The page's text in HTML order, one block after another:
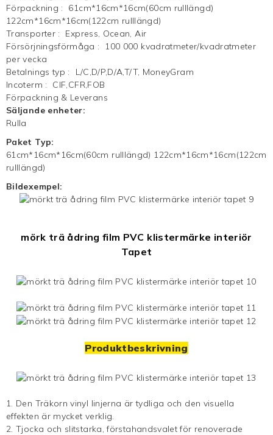
Förpackning :
61cm*16cm*16cm(60cm rulllängd)
122cm*16cm*16cm(122cm rulllängd)
Transporter :
Express, Ocean, Air
Försörjningsförmåga :
100 000 kvadratmeter/kvadratmeter
per vecka
Betalnings typ :
L/C,D/P,D/A,T/T, MoneyGram
Incoterm :
CIF,CFR,FOB
Förpackning & Leverans
Säljande enheter:
Rulla
Paket Typ:
61cm*16cm*16cm(60cm rulllängd) 122cm*16cm*16cm(122cm
rulllängd)
Bildexempel:
mörk trä ådring film PVC klistermärke interiör
Tapet
Produktbeskrivning
1. Den Träkorn vinyl linjerna är tydliga och den visuella
effekten är mycket verklig.
2. Tjocka och slitstarka, förstahandsvalet för renoverade